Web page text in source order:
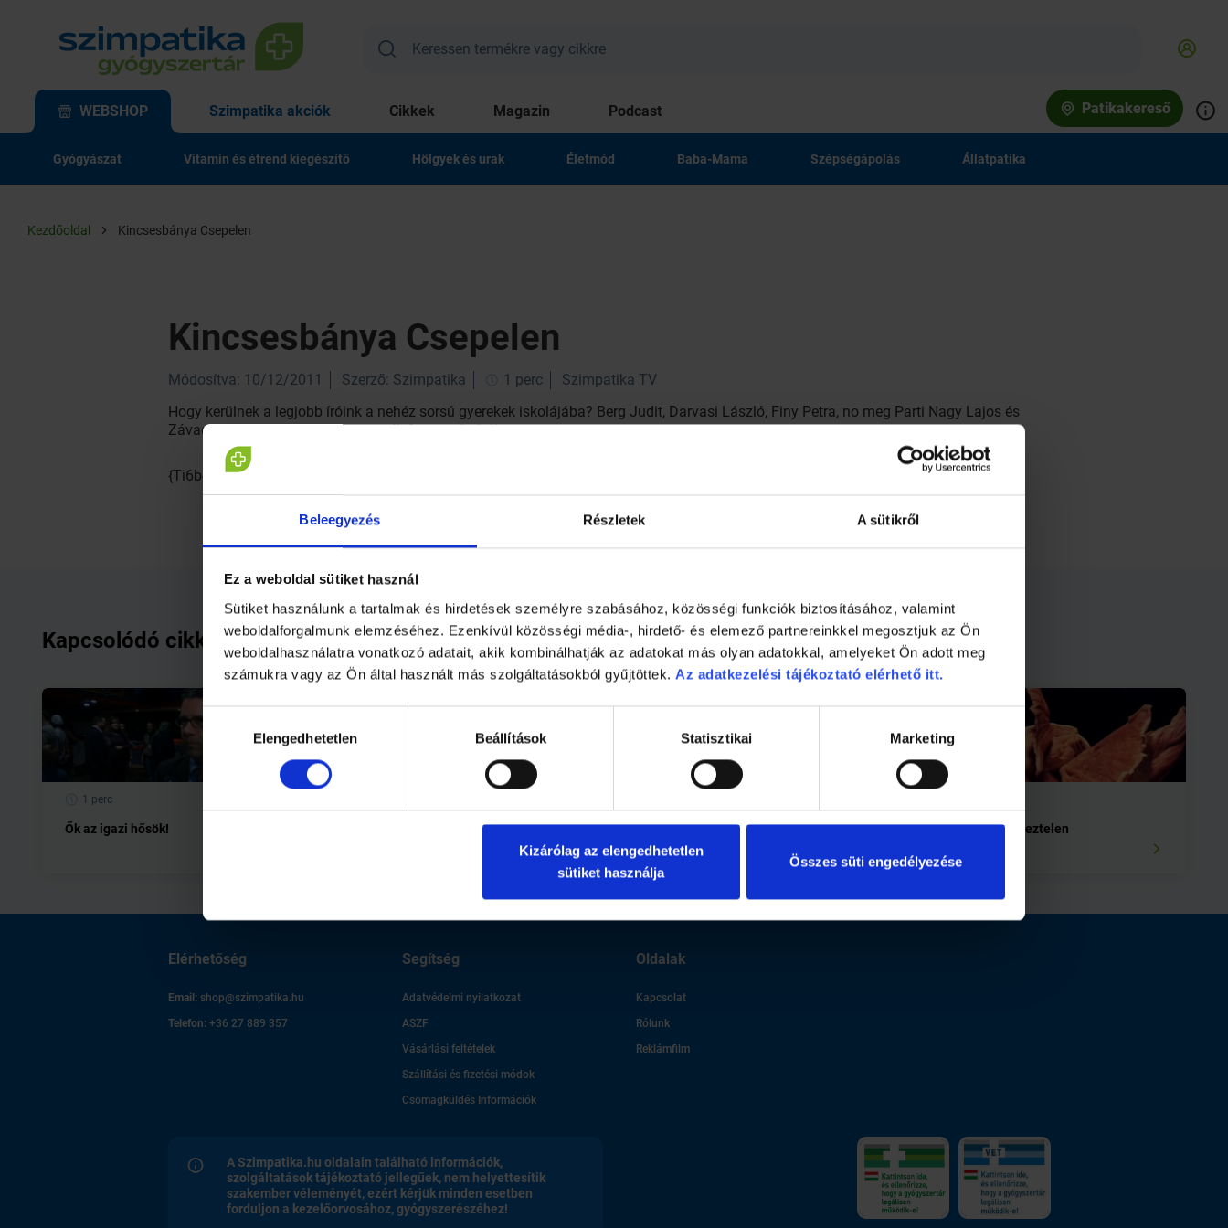
Beleegyezés Részletek A sütikről
Ez a weboldal sütiket használ
Sütiket használunk a tartalmak és hirdetések személyre szabásához, közösségi funkciók biztosításához, valamint
weboldalforgalmunk elemzéséhez. Ezenkívül közösségi média-, hirdető- és elemező partnereinkkel megosztjuk az Ön
weboldalhasználatra vonatkozó adatait, akik kombinálhatják az adatokat más olyan adatokkal, amelyeket Ön adott meg
számukra vagy az Ön által használt más szolgáltatásokból gyűjtöttek. Az adatkezelési tájékoztató elérhető itt.
Hozzájárulás
kiválasztásaElengedhetetlen Beállítások Statisztikai Marketing
Kizárólag az elengedhetetlen
sütiket használja
Összes süti engedélyezése
WEBSHOP Szimpatika akciók Cikkek Magazin Podcast Patikakereső
Gyógyászat Vitamin és étrend kiegészítő Hölgyek és urak Életmód Baba-Mama Szépségápolás Állatpatika
Kezdőoldal Kincsesbánya Csepelen
Kincsesbánya Csepelen
Módosítva: 10/12/2011 Szerző: Szimpatika 1 perc
Szimpatika TV
Hogy kerülnek a legjobb íróink a nehéz sorsú gyerekek iskolájába? Berg Judit, Darvasi László, Finy Petra, no meg Parti Nagy Lajos és
Závada Pál mesélt nekünk - a mesék fontosságáról.
{Ti6b4caZy-k}
Kapcsolódó cikkek
1 perc
Ők az igazi hősök!
Címlapon: Gera Marina Emmy-
díjas színésznő
Nézegessen meztelen
Elérhetőség
Email: shop@szimpatika.hu
Telefon: +36 27 889 357
Segítség
Adatvédelmi nyilatkozat
ASZF
Vásárlási feltételek
Szállítási és fizetési módok
Csomagküldés Információk
Oldalak
Kapcsolat
Rólunk
Reklámfilm
A Szimpatika.hu oldalain található információk,
szolgáltatások tájékoztató jellegűek, nem helyettesítik
szakember véleményét, ezért kérjük minden esetben
forduljon a kezelőorvosához, gyógyszerészéhez!